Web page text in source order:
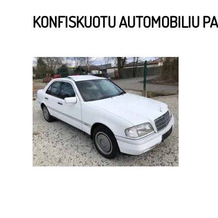
KONFISKUOTU AUTOMOBILIU